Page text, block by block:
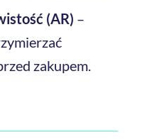
(AR) –
zakupem.